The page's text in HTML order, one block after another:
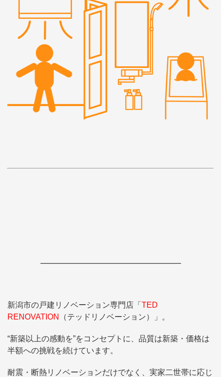
―――――――――――――――
新潟市の戸建リノベーション専門店「 TED
RENOVATION
（テッドリノベーション）」。
“新築以上の感動を”をコンセプトに、品質は新築・価格は
半額への挑戦を続けています。
耐震・断熱リノベーションだけでなく、実家二世帯に応じ